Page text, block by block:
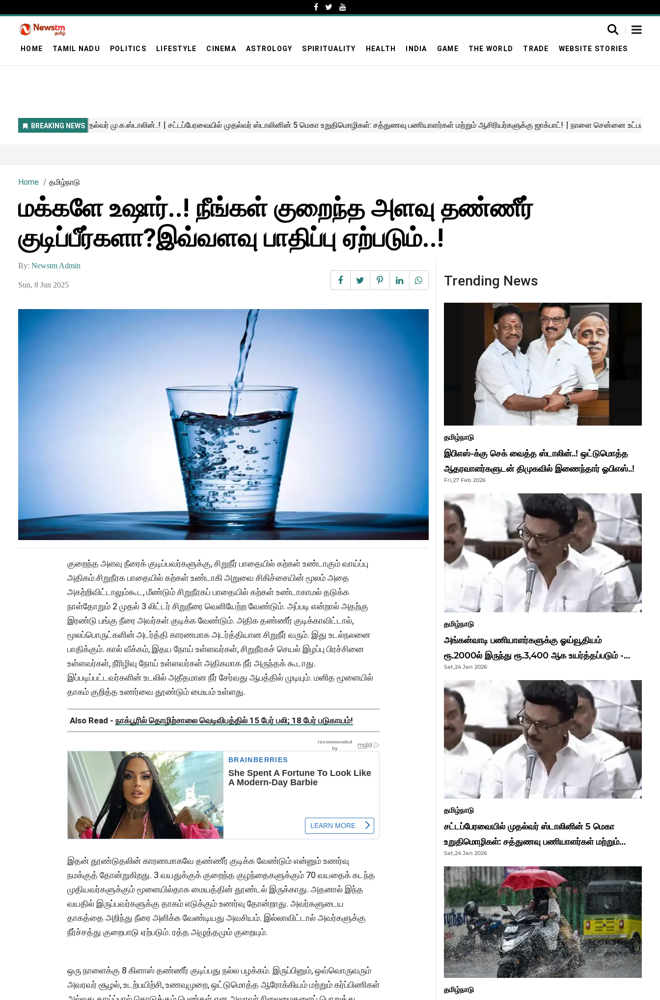
HOME TAMIL NADU POLITICS LIFESTYLE CINEMA ASTROLOGY SPIRITUALITY HEALTH INDIA GAME THE WORLD TRADE WEBSITE STORIES
Home தமிழ்நாடு
மக்களே உஷார்..! நீங்கள் குறைந்த அளவு தண்ணீர்
குடிப்பீர்களா?இவ்வளவு பாதிப்பு ஏற்படும்..!
By: Newstm Admin
Sun, 8 Jun 2025
குறைந்த அளவு நீரைக் குடிப்பவர்களுக்கு, சிறுநீர் பாதையில் கற்கள் உண்டாகும் வாய்ப்பு
அதிகம்.சிறுநீரக பாதையில் கற்கள் உண்டாகி அறுவை சிகிச்சையின் மூலம் அதை
அகற்றிவிட்டாலும்கூட, மீண்டும் சிறுநீரகப் பாதையில் கற்கள் உண்டாகாமல் தடுக்க
நாள்தோறும் 2 முதல் 3 லிட்டர் சிறுநீரை வெளியேற்ற வேண்டும். அப்படி என்றால் அதற்கு
இரண்டு பங்கு நீரை அவர்கள் குடிக்க வேண்டும். அதிக தண்ணீர் குடிக்காவிட்டால்,
மூலப்பொருட்களின் அடர்த்தி காரணமாக அடர்த்தியான சிறுநீர் வரும். இது உடல்நலனை
பாதிக்கும். கால் வீக்கம், இதய நோய் உள்ளவர்கள், சிறுநீரகச் செயல் இழப்பு பிரச்சினை
உள்ளவர்கள், நீரிழிவு நோய் உள்ளவர்கள் அதிகமாக நீர் அருந்தக் கூடாது.
இப்படிப்பட்டவர்களின் உடலில் அதீதமான நீர் சேர்வது ஆபத்தில் முடியும். மனித மூளையில்
தாகம் குறித்த உணர்வை தூண்டும் மையம் உள்ளது.
Also Read - நாக்பூரில் தொழிற்சாலை வெடிவிபத்தில் 15 பேர் பலி; 18 பேர் படுகாயம்!
இதன் தூண்டுதலின் காரணமாகவே தண்ணீர் குடிக்க வேண்டும் என்னும் உணர்வு
நமக்குத் தோன்றுகிறது. 3 வயதுக்குக் குறைந்த குழந்தைகளுக்கும் 70 வயதைக் கடந்த
முதியவர்களுக்கும் மூளையில்தாக மையத்தின் தூண்டல் இருக்காது. அதனால் இந்த
வயதில் இருப்பவர்களுக்கு தாகம் எடுக்கும் உணர்வு தோன்றாது. அவர்களுடைய
தாகத்தை அறிந்து நீரை அளிக்க வேண்டியது அவசியம். இல்லாவிட்டால் அவர்களுக்கு
நீர்ச்சத்து குறைபாடு ஏற்படும். ரத்த அழுத்தமும் குறையும்.
ஒரு நாளைக்கு 8 கிளாஸ் தண்ணீர் குடிப்பது நல்ல பழக்கம். இருப்பினும், ஒவ்வொருவரும்
அவரவர் சூழல், உடற்பயிற்சி, உணவுமுறை, ஒட்டுமொத்த ஆரோக்கியம் மற்றும் கர்ப்பிணிகள்
Trending News
தமிழ்நாடு
இபிஎஸ்-க்கு செக் வைத்த ஸ்டாலின்..! ஒட்டுமொத்த
ஆதரவாளர்களுடன் திமுகவில் இணைந்தார் ஓபிஎஸ்..!
Fri,27 Feb 2026
தமிழ்நாடு
அங்கன்வாடி பணியாளர்களுக்கு ஓய்வூதியம்
ரூ.2000ல் இருந்து ரூ.3,400 ஆக உயர்த்தப்படும் -
முதல்வர் மு.க.ஸ்டாலின்..!
Sat,24 Jan 2026
தமிழ்நாடு
சட்டப்பேரவையில் முதல்வர் ஸ்டாலினின் 5 மெகா
உறுதிமொழிகள்: சத்துணவு பணியாளர்கள் மற்றும்
ஆசிரியர்களுக்கு ஜாக்பாட்!
Sat,24 Jan 2026
தமிழ்நாடு